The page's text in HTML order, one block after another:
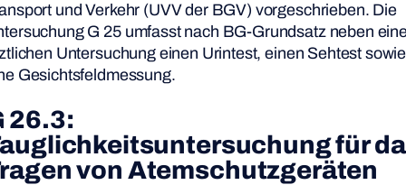
und Verkehr (UVV der BGV) vorgeschrieben. Die
G 25 umfasst nach BG-Grundsatz neben
Untersuchung einen Urintest, einen Sehtest sowie
Gesichtsfeldmessung.
26.3:
für
von Atemschutzgeräten